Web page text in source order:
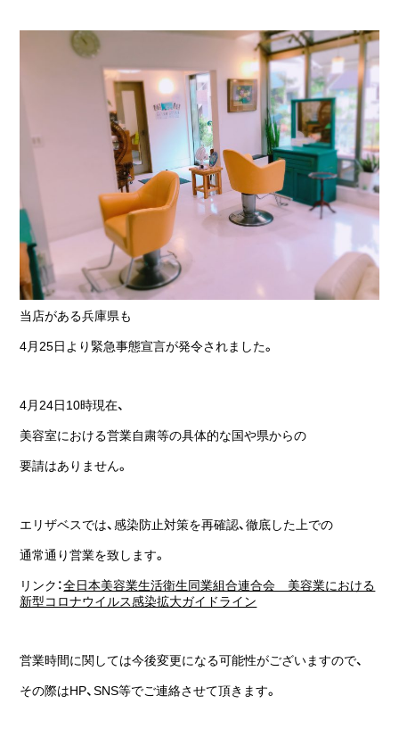
当店がある兵庫県も
4月25日より緊急事態宣言が発令されました。
4月24日10時現在、
美容室における営業自粛等の具体的な国や県からの
要請はありません。
エリザベスでは、感染防止対策を再確認、徹底した上での
通常通り営業を致します。
リンク：全日本美容業生活衛生同業組合連合会　美容業における
新型コロナウイルス感染拡大ガイドライン
営業時間に関しては今後変更になる可能性がございますので、
その際はHP、SNS等でご連絡させて頂きます。